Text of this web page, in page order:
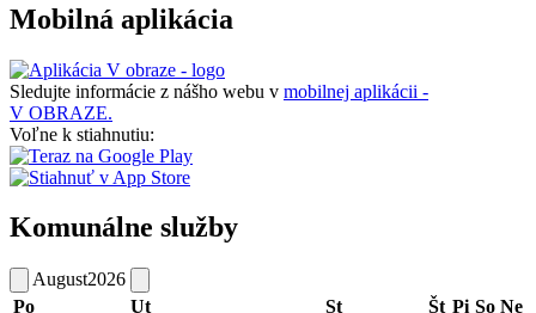
Mobilná aplikácia
Sledujte informácie z nášho webu v mobilnej aplikácii -
V OBRAZE.
Voľne k stiahnutiu:
Komunálne služby
August2026
Po
Ut St Št Pi So Ne